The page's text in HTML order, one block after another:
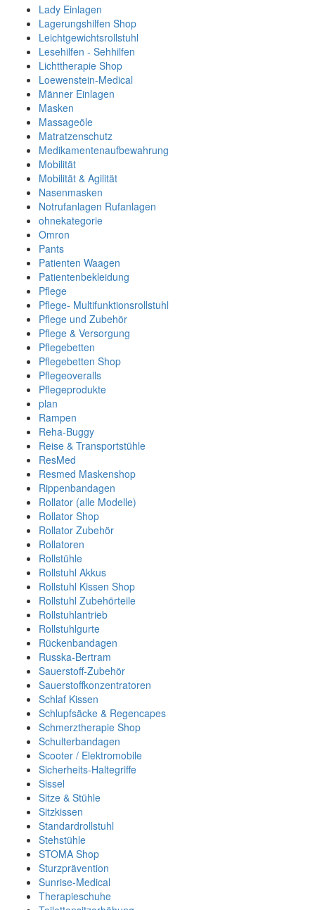
Lady Einlagen
Lagerungshilfen Shop
Leichtgewichtsrollstuhl
Lesehilfen - Sehhilfen
Lichttherapie Shop
Loewenstein-Medical
Männer Einlagen
Masken
Massageöle
Matratzenschutz
Medikamentenaufbewahrung
Mobilität
Mobilität & Agilität
Nasenmasken
Notrufanlagen Rufanlagen
ohnekategorie
Omron
Pants
Patienten Waagen
Patientenbekleidung
Pflege
Pflege- Multifunktionsrollstuhl
Pflege und Zubehör
Pflege & Versorgung
Pflegebetten
Pflegebetten Shop
Pflegeoveralls
Pflegeprodukte
plan
Rampen
Reha-Buggy
Reise & Transportstühle
ResMed
Resmed Maskenshop
Rippenbandagen
Rollator (alle Modelle)
Rollator Shop
Rollator Zubehör
Rollatoren
Rollstühle
Rollstuhl Akkus
Rollstuhl Kissen Shop
Rollstuhl Zubehörteile
Rollstuhlantrieb
Rollstuhlgurte
Rückenbandagen
Russka-Bertram
Sauerstoff-Zubehör
Sauerstoffkonzentratoren
Schlaf Kissen
Schlupfsäcke & Regencapes
Schmerztherapie Shop
Schulterbandagen
Scooter / Elektromobile
Sicherheits-Haltegriffe
Sissel
Sitze & Stühle
Sitzkissen
Standardrollstuhl
Stehstühle
STOMA Shop
Sturzprävention
Sunrise-Medical
Therapieschuhe